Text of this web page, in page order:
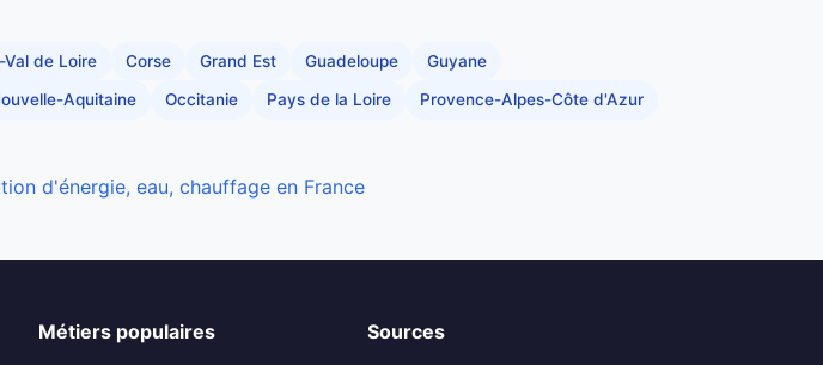
Val de Loire Corse Grand Est Guadeloupe Guyane
Aquitaine Occitanie Pays de la Loire Provence-Alpes-Côte d'Azur
d'énergie, eau, chauffage en France
Métiers populaires
Sources